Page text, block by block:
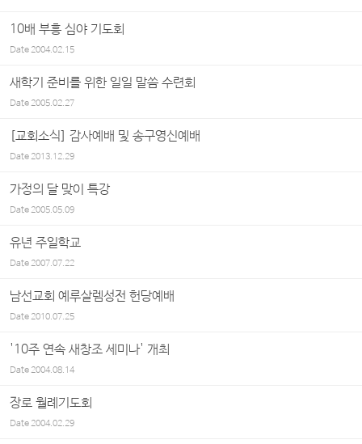
10배 부흥 심야 기도회
Date2004.02.15
새학기 준비를 위한 일일 말씀 수련회
Date2005.02.27
[교회소식] 감사예배 및 송구영신예배
Date2013.12.29
가정의 달 맞이 특강
Date2005.05.09
유년 주일학교
Date2007.07.22
남선교회 예루살렘성전 헌당예배
Date2010.07.25
'10주 연속 새창조 세미나' 개최
Date2004.08.14
장로 월례기도회
Date2004.02.29